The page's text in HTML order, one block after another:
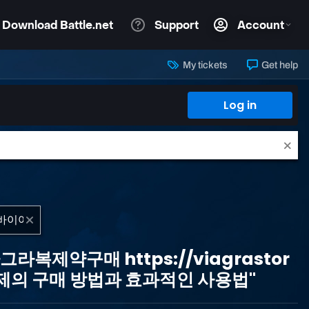
My tickets Get help
Log in
라복제약구매 https://viagrastor
구매 방법과 효과적인 사용법"